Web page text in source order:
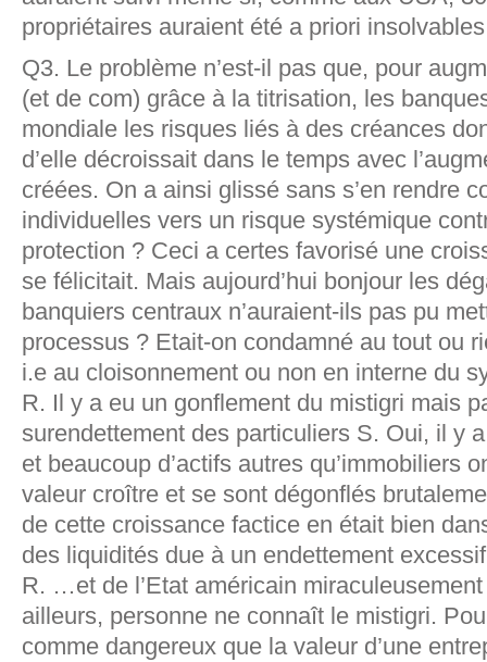
propriétaires auraient été a priori
Q3. Le problème n’est-il pas que, pour
(et de com) grâce à la titrisation, les
mondiale les risques liés à des créances
d’elle décroissait dans le temps avec
créées. On a ainsi glissé sans s’en rendre
individuelles vers un risque systémique
protection ? Ceci a certes favorisé une
se félicitait. Mais aujourd’hui bonjour les
banquiers centraux n’auraient-ils pas pu
processus ? Etait-on condamné au tout ou
i.e au cloisonnement ou non en interne du
R. Il y a eu un gonflement du mistigri mais
surendettement des particuliers S. Oui, il y
et beaucoup d’actifs autres qu’immobiliers
valeur croître et se sont dégonflés
de cette croissance factice en était bien
des liquidités due à un endettement
R. …et de l’Etat américain
ailleurs, personne ne connaît le mistigri.
comme dangereux que la valeur d’une